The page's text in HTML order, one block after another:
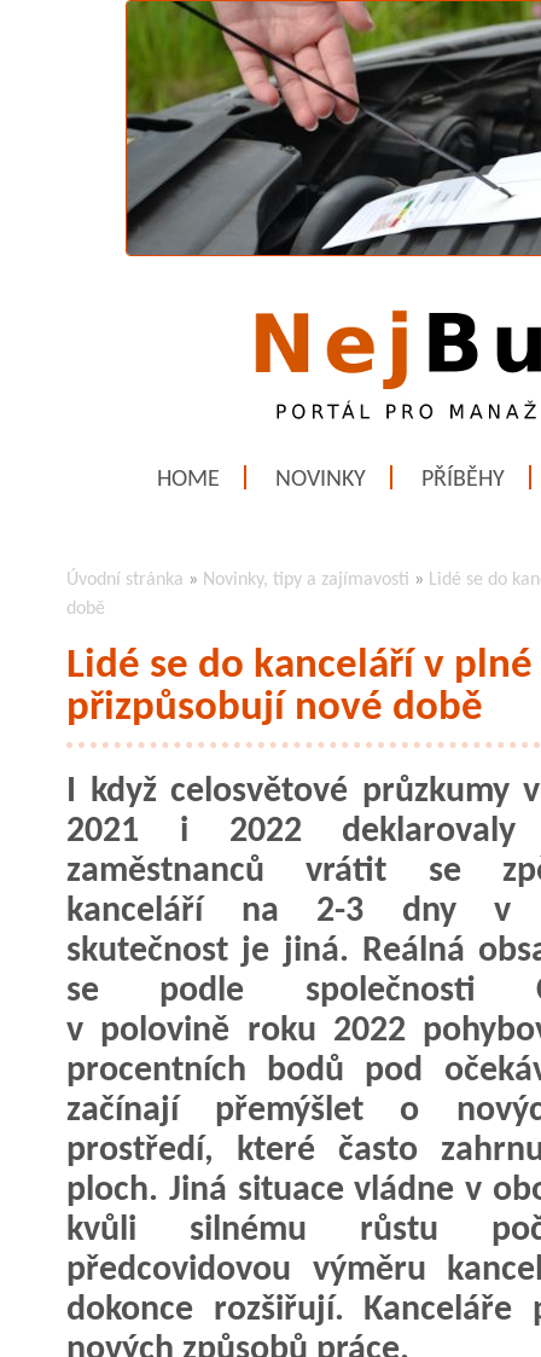
HOME NOVINKY PŘÍBĚHY
Úvodní stránka » Novinky, tipy a zajímavosti » Lidé se do
době
Lidé se do kanceláří v
přizpůsobují nové době
I když celosvětové průzkumy
2021 i 2022 deklarovaly
zaměstnanců vrátit se
kanceláří na 2-3 dny v
skutečnost je jiná. Reálná
se podle společnosti
v polovině roku 2022
procentních bodů pod
začínají přemýšlet o
prostředí, které často
ploch. Jiná situace vládne v
kvůli silnému růstu
předcovidovou výměru
dokonce rozšiřují. Kanceláře
nových způsobů práce.